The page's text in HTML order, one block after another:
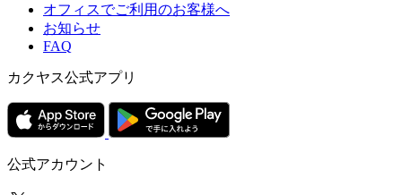
オフィスでご利用のお客様へ
お知らせ
FAQ
カクヤス公式アプリ
公式アカウント